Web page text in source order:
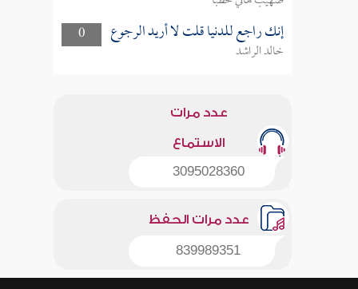
0
إنك راجع للدنيا قلت لا أريد الرجوع
خالد الراشد
عدد مرات
الاستماع
3095028360
عدد مرات الحفظ
839989351